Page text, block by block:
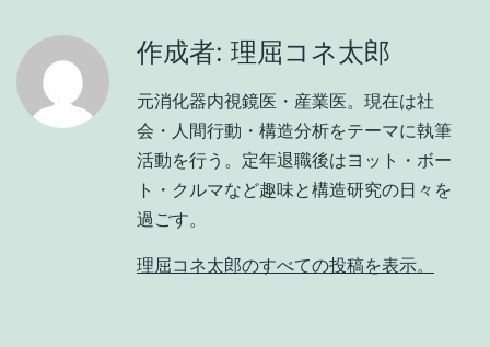
作成者: 理屈コネ太郎
元消化器内視鏡医・産業医。現在は社
会・人間行動・構造分析をテーマに執筆
活動を行う。定年退職後はヨット・ボー
ト・クルマなど趣味と構造研究の日々を
過ごす。
理屈コネ太郎のすべての投稿を表示。